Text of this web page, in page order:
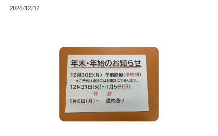
2024/12/17